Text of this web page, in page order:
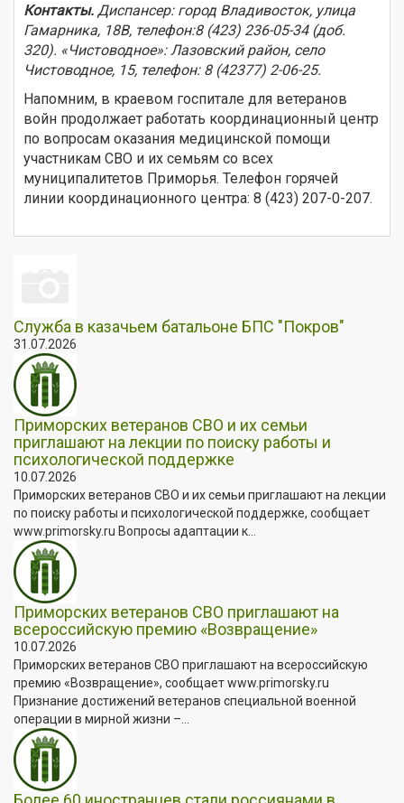
Контакты. Диспансер: город Владивосток, улица
Гамарника, 18В, телефон:8 (423) 236-05-34 (доб.
320). «Чистоводное»: Лазовский район, село
Чистоводное, 15, телефон: 8 (42377) 2-06-25.
Напомним, в краевом госпитале для ветеранов
войн продолжает работать координационный центр
по вопросам оказания медицинской помощи
участникам СВО и их семьям со всех
муниципалитетов Приморья. Телефон горячей
линии координационного центра: 8 (423) 207-0-207.
Служба в казачьем батальоне БПС "Покров"
31.07.2026
Приморских ветеранов СВО и их семьи
приглашают на лекции по поиску работы и
психологической поддержке
10.07.2026
Приморских ветеранов СВО и их семьи приглашают на лекции
по поиску работы и психологической поддержке, сообщает
www.primorsky.ru Вопросы адаптации к...
Приморских ветеранов СВО приглашают на
всероссийскую премию «Возвращение»
10.07.2026
Приморских ветеранов СВО приглашают на всероссийскую
премию «Возвращение», сообщает www.primorsky.ru
Признание достижений ветеранов специальной военной
операции в мирной жизни –...